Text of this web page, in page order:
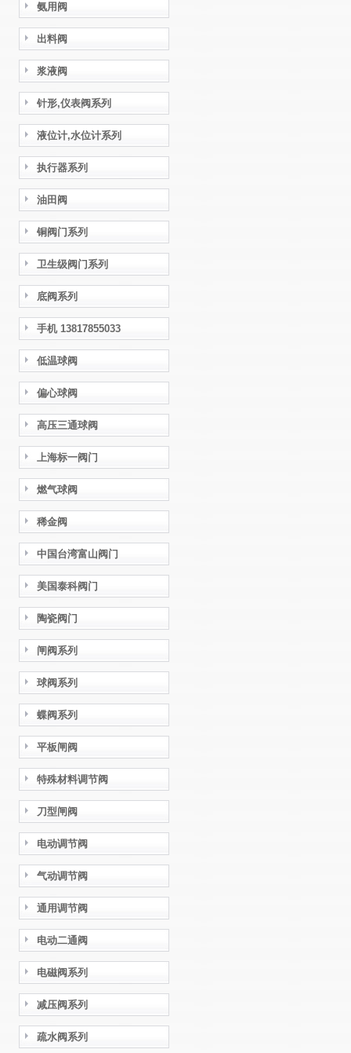
氨用阀
出料阀
浆液阀
针形,仪表阀系列
液位计,水位计系列
执行器系列
油田阀
铜阀门系列
卫生级阀门系列
底阀系列
手机 13817855033
低温球阀
偏心球阀
高压三通球阀
上海标一阀门
燃气球阀
稀金阀
中国台湾富山阀门
美国泰科阀门
陶瓷阀门
闸阀系列
球阀系列
蝶阀系列
平板闸阀
特殊材料调节阀
刀型闸阀
电动调节阀
气动调节阀
通用调节阀
电动二通阀
电磁阀系列
减压阀系列
疏水阀系列